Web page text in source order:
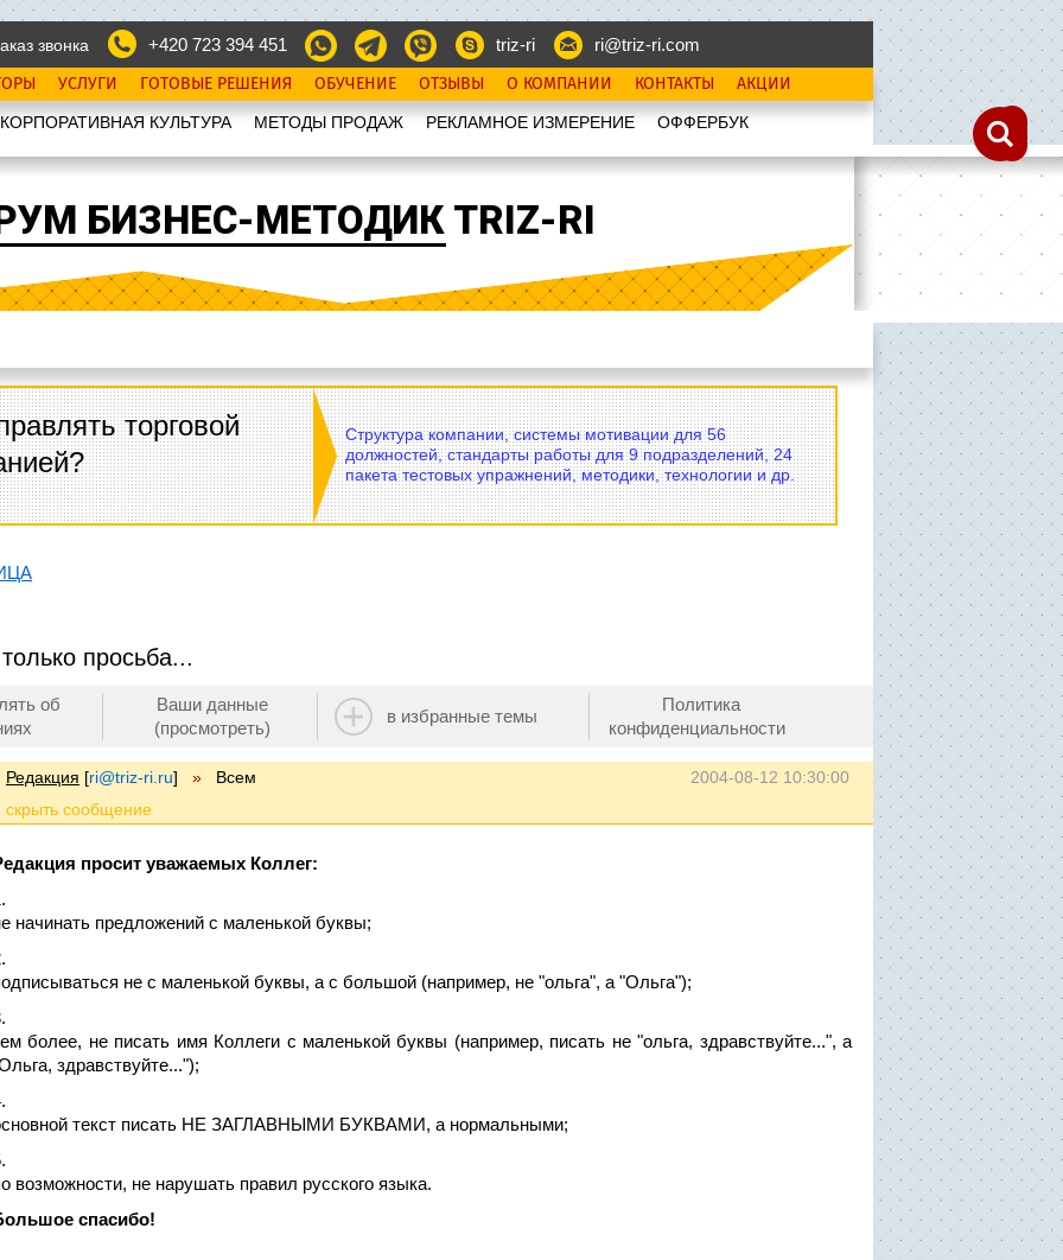
звонка +420 723 394 451 triz-ri ri@triz-ri.com
УСЛУГИ ГОТОВЫЕ РЕШЕНИЯ ОБУЧЕНИЕ ОТЗЫВЫ О КОМПАНИИ КОНТАКТЫ АКЦИИ
КОРПОРАТИВНАЯ КУЛЬТУРА МЕТОДЫ ПРОДАЖ РЕКЛАМНОЕ ИЗМЕРЕНИЕ OФФЕРБУК
БИЗНЕС-МЕТОДИК TRIZ-RI
торговой
Структура компании, системы мотивации для 56
должностей, стандарты работы для 9 подразделений, 24
пакета тестовых упражнений, методики, технологии и др.
просьба...
об
Ваши данные
(просмотреть)
в избранные темы
Политика
конфиденциальности
2004-08-12 10:30:00
Редакция [ri@triz-ri.ru] » Всем
просит уважаемых Коллег:
начинать предложений с маленькой буквы;
не с маленькой буквы, а с большой (например, не "ольга", а "Ольга");
более, не писать имя Коллеги с маленькой буквы (например, писать не "ольга, здравствуйте...", а
здравствуйте...");
текст писать НЕ ЗАГЛАВНЫМИ БУКВАМИ, а нормальными;
возможности, не нарушать правил русского языка.
спасибо!